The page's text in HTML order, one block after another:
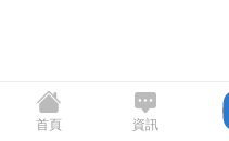
首頁 資訊